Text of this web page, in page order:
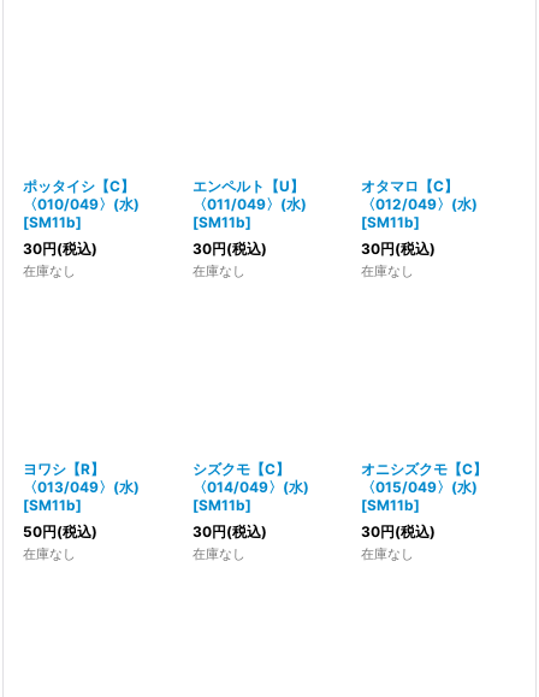
ポッタイシ【C】
〈010/049〉(水)
[SM11b]
30円(税込)
在庫なし
エンペルト【U】
〈011/049〉(水)
[SM11b]
30円(税込)
在庫なし
オタマロ【C】
〈012/049〉(水)
[SM11b]
30円(税込)
在庫なし
ヨワシ【R】
〈013/049〉(水)
[SM11b]
50円(税込)
在庫なし
シズクモ【C】
〈014/049〉(水)
[SM11b]
30円(税込)
在庫なし
オニシズクモ【C】
〈015/049〉(水)
[SM11b]
30円(税込)
在庫なし